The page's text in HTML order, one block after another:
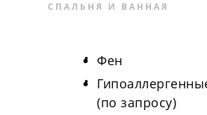
СПАЛЬНЯ И ВАННАЯ
Фен
(по запросу)